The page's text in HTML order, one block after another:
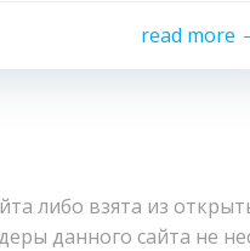
read more
либо взята из
данного сайта не